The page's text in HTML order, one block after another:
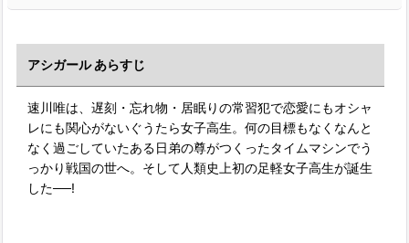
アシガール あらすじ
速川唯は、遅刻・忘れ物・居眠りの常習犯で恋愛にもオシャ
レにも関心がないぐうたら女子高生。何の目標もなくなんと
なく過ごしていたある日弟の尊がつくったタイムマシンでう
っかり戦国の世へ。そして人類史上初の足軽女子高生が誕生
した──!